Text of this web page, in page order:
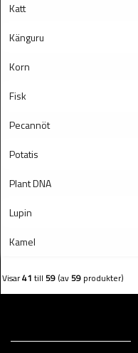
Katt
Känguru
Korn
Fisk
Pecannöt
Potatis
Plant DNA
Lupin
Kamel
Visar41 till 59 (av59 produkter)